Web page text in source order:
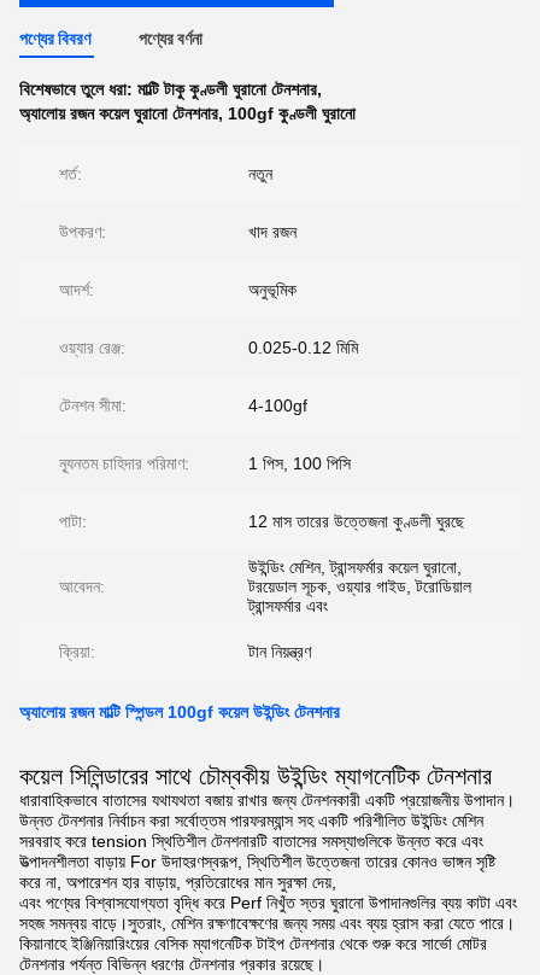
পণ্যের বিবরণ পণ্যের বর্ণনা
বিশেষভাবে তুলে ধরা: মাল্টি টাকু কুণ্ডলী ঘুরানো টেনশনার,
অ্যালোয় রজন কয়েল ঘুরানো টেনশনার, 100gf কুণ্ডলী ঘুরানো
শর্ত: নতুন
উপকরণ: খাদ রজন
আদর্শ: অনুভূমিক
ওয়্যার রেঞ্জ: 0.025-0.12 মিমি
টেনশন সীমা: 4-100gf
ন্যূনতম চাহিদার পরিমাণ: 1 পিস, 100 পিসি
পাটা: 12 মাস তারের উত্তেজনা কুণ্ডলী ঘুরছে
আবেদন:
উইন্ডিং মেশিন, ট্রান্সফর্মার কয়েল ঘুরানো,
টরয়েডাল সূচক, ওয়্যার গাইড, টরোডিয়াল
ট্রান্সফর্মার এবং
ক্রিয়া: টান নিয়ন্ত্রণ
অ্যালোয় রজন মাল্টি স্পিন্ডল 100gf কয়েল উইন্ডিং টেনশনার
কয়েল সিলিন্ডারের সাথে চৌম্বকীয় উইন্ডিং ম্যাগনেটিক টেনশনার
ধারাবাহিকভাবে বাতাসের যথাযথতা বজায় রাখার জন্য টেনশনকারী একটি প্রয়োজনীয় উপাদান।
উন্নত টেনশনার নির্বাচন করা সর্বোত্তম পারফরম্যান্স সহ একটি পরিশীলিত উইন্ডিং মেশিন
সরবরাহ করে tension স্থিতিশীল টেনশনারটি বাতাসের সমস্যাগুলিকে উন্নত করে এবং
উত্পাদনশীলতা বাড়ায় For উদাহরণস্বরূপ, স্থিতিশীল উত্তেজনা তারের কোনও ভাঙ্গন সৃষ্টি
করে না, অপারেশন হার বাড়ায়, প্রতিরোধের মান সুরক্ষা দেয়,
এবং পণ্যের বিশ্বাসযোগ্যতা বৃদ্ধি করে Perf নিখুঁত স্তর ঘুরানো উপাদানগুলির ব্যয় কাটা এবং
সহজ সমন্বয় বাড়ে।সুতরাং, মেশিন রক্ষণাবেক্ষণের জন্য সময় এবং ব্যয় হ্রাস করা যেতে পারে।
কিয়ানাহে ইঞ্জিনিয়ারিংয়ের বেসিক ম্যাগনেটিক টাইপ টেনশনার থেকে শুরু করে সার্ভো মোটর
টেনশনার পর্যন্ত বিভিন্ন ধরণের টেনশনার প্রকার রয়েছে।